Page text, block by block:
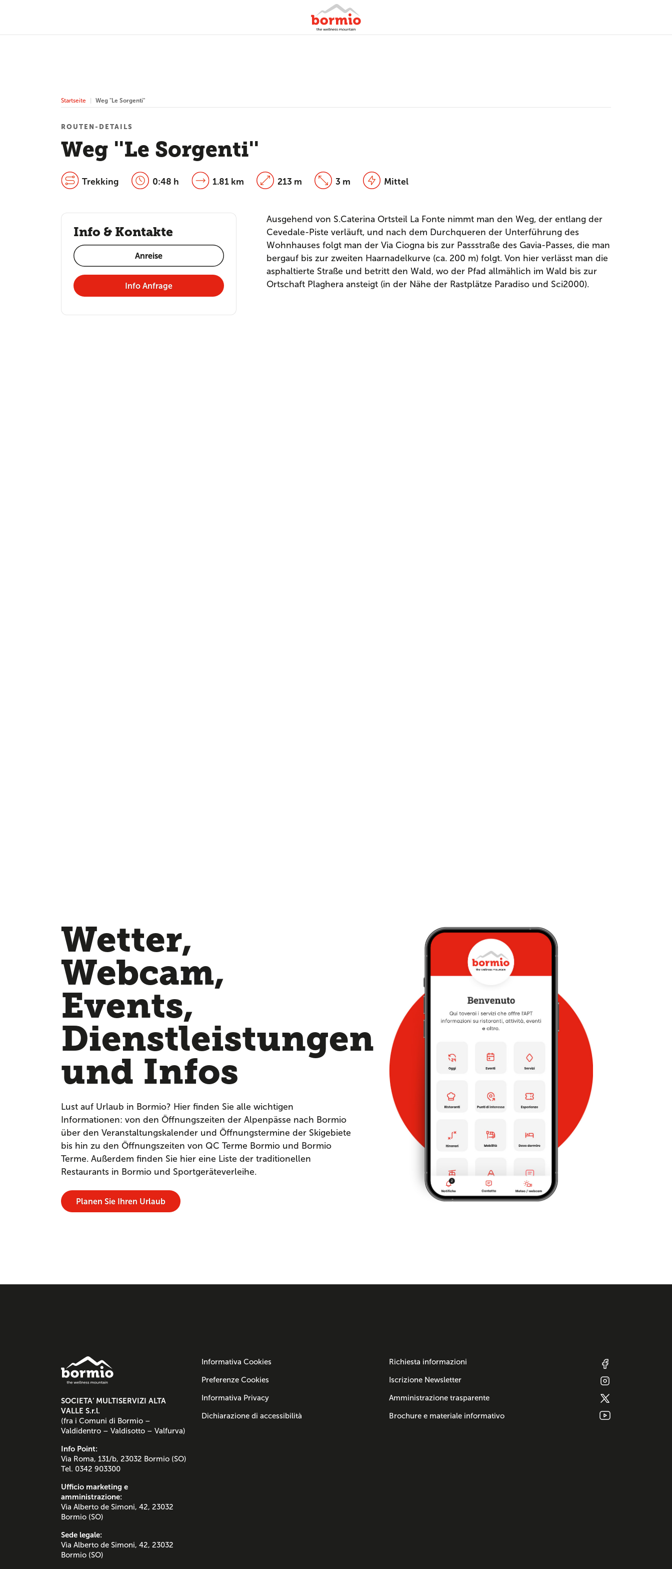
Startseite Weg ''Le Sorgenti''
Weg ''Le Sorgenti''
ROUTEN-DETAILS
Trekking 0:48 h 1.81 km 213 m 3 m Mittel
Ausgehend von S.Caterina Ortsteil La Fonte nimmt man den Weg, der entlang der
Cevedale-Piste verläuft, und nach dem Durchqueren der Unterführung des
Wohnhauses folgt man der Via Ciogna bis zur Passstraße des Gavia-Passes, die man
bergauf bis zur zweiten Haarnadelkurve (ca. 200 m) folgt. Von hier verlässt man die
asphaltierte Straße und betritt den Wald, wo der Pfad allmählich im Wald bis zur
Ortschaft Plaghera ansteigt (in der Nähe der Rastplätze Paradiso und Sci2000).
Info & Kontakte
Anreise
Info Anfrage
Wetter,
Webcam,
Events,
Dienstleistungen
und Infos
Lust auf Urlaub in Bormio? Hier finden Sie alle wichtigen
Informationen: von den Öffnungszeiten der Alpenpässe nach Bormio
über den Veranstaltungskalender und Öffnungstermine der Skigebiete
bis hin zu den Öffnungszeiten von QC Terme Bormio und Bormio
Terme. Außerdem finden Sie hier eine Liste der traditionellen
Restaurants in Bormio und Sportgeräteverleihe.
Planen Sie Ihren Urlaub
SOCIETA’ MULTISERVIZI ALTA
VALLE S.r.l.
(fra i Comuni di Bormio –
Valdidentro – Valdisotto – Valfurva)
Info Point:
Via Roma, 131/b, 23032 Bormio (SO)
Tel. 0342 903300
Ufficio marketing e
amministrazione:
Via Alberto de Simoni, 42, 23032
Bormio (SO)
Sede legale:
Via Alberto de Simoni, 42, 23032
Bormio (SO)
Informativa Cookies
Preferenze Cookies
Informativa Privacy
Dichiarazione di accessibilità
Richiesta informazioni
Iscrizione Newsletter
Amministrazione trasparente
Brochure e materiale informativo